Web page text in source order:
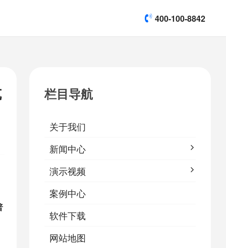
400-100-8842
栏目导航
关于我们
新闻中心
演示视频
案例中心
软件下载
网站地图